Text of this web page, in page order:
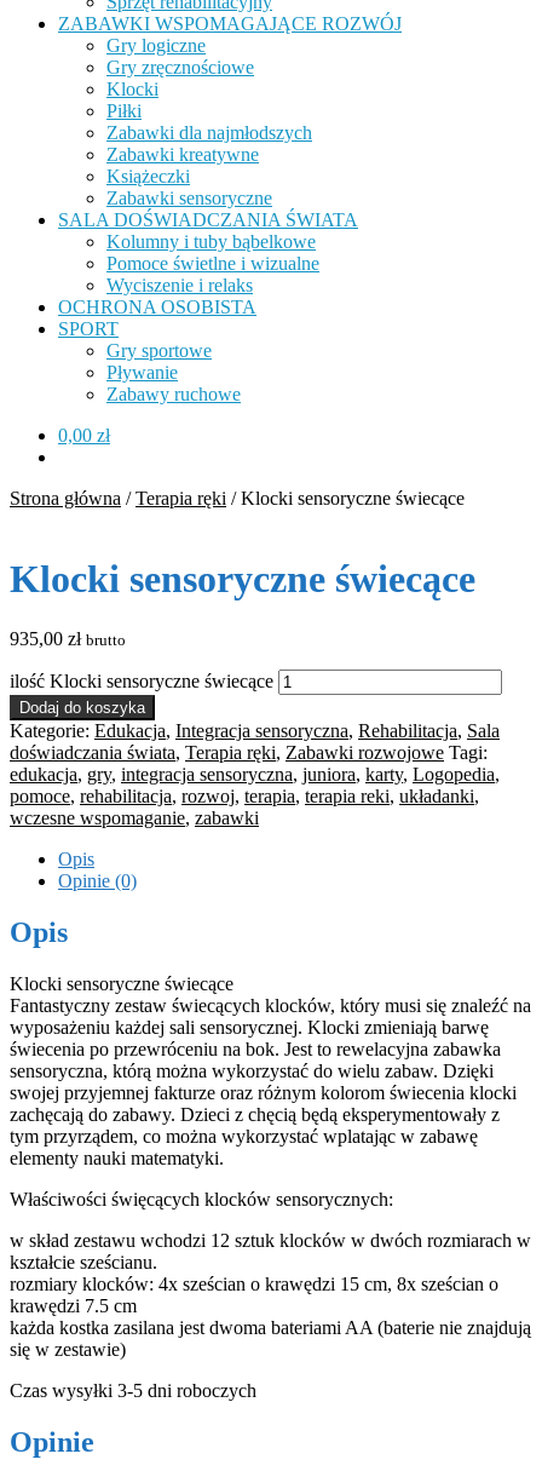
ZABAWKI WSPOMAGAJĄCE ROZWÓJ
Gry logiczne
Gry zręcznościowe
Klocki
Piłki
Zabawki dla najmłodszych
Zabawki kreatywne
Książeczki
Zabawki sensoryczne
SALA DOŚWIADCZANIA ŚWIATA
Kolumny i tuby bąbelkowe
Pomoce świetlne i wizualne
Wyciszenie i relaks
OCHRONA OSOBISTA
SPORT
Gry sportowe
Pływanie
Zabawy ruchowe
0,00 zł
Strona główna /Terapia ręki /Klocki sensoryczne świecące
Klocki sensoryczne świecące
935,00 zł brutto
ilość Klocki sensoryczne świecące
Dodaj do koszyka
Kategorie: Edukacja, Integracja sensoryczna, Rehabilitacja, Sala
doświadczania świata, Terapia ręki, Zabawki rozwojowe Tagi:
edukacja, gry, integracja sensoryczna, juniora, karty, Logopedia,
pomoce, rehabilitacja, rozwoj, terapia, terapia reki, układanki,
wczesne wspomaganie, zabawki
Opis
Opinie (0)
Opis
Klocki sensoryczne świecące
Fantastyczny zestaw świecących klocków, który musi się znaleźć na
wyposażeniu każdej sali sensorycznej. Klocki zmieniają barwę
świecenia po przewróceniu na bok. Jest to rewelacyjna zabawka
sensoryczna, którą można wykorzystać do wielu zabaw. Dzięki
swojej przyjemnej fakturze oraz różnym kolorom świecenia klocki
zachęcają do zabawy. Dzieci z chęcią będą eksperymentowały z
tym przyrządem, co można wykorzystać wplatając w zabawę
elementy nauki matematyki.
Właściwości święcących klocków sensorycznych:
w skład zestawu wchodzi 12 sztuk klocków w dwóch rozmiarach w
kształcie sześcianu.
rozmiary klocków: 4x sześcian o krawędzi 15 cm, 8x sześcian o
krawędzi 7.5 cm
każda kostka zasilana jest dwoma bateriami AA (baterie nie znajdują
się w zestawie)
Czas wysyłki 3-5 dni roboczych
Opinie